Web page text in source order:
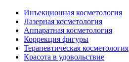
Инъекционная косметология
Лазерная косметология
Аппаратная косметология
Коррекция фигуры
Терапевтическая косметология
Красота в удовольствие